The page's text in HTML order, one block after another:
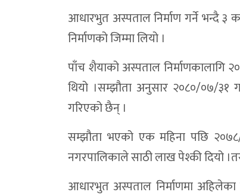
आधारभुत अस्पताल निर्माण गर्ने भन्दै ३
निर्माणको जिम्मा लियो ।
पाँच शैयाको अस्पताल निर्माणकालागि
थियो ।सम्झौता अनुसार २०८०/०७/
गरिएको छैन् ।
सम्झौता भएको एक महिना पछि
नगरपालिकाले साठी लाख पेश्की दियो
आधारभुत अस्पताल निर्माणमा